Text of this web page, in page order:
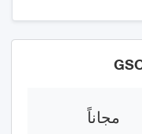
مجاناً